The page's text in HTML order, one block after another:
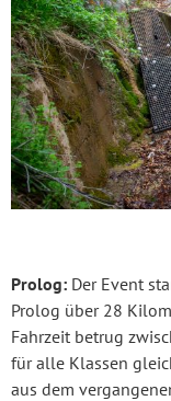
Prolog: Der Event
Prolog über 28
Fahrzeit betrug
für alle Klassen
aus dem